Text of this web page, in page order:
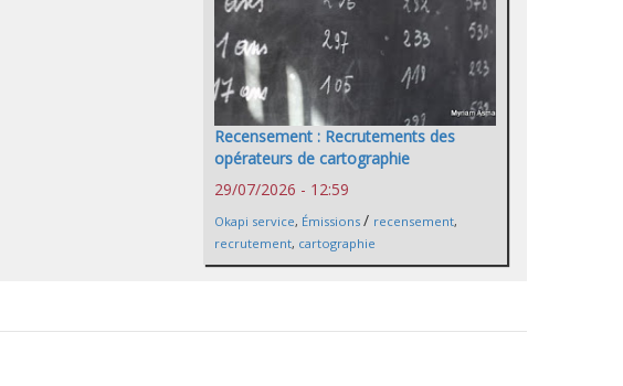
Recensement : Recrutements des
opérateurs de cartographie
29/07/2026 - 12:59
Okapi service, Émissions / recensement,
recrutement, cartographie